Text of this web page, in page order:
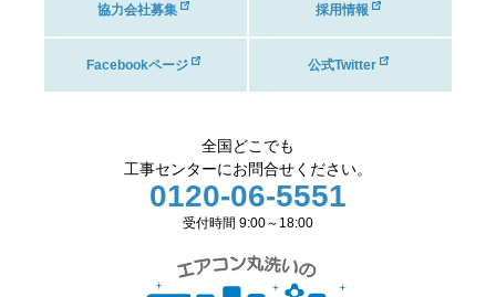
協力会社募集 採用情報
Facebookページ 公式Twitter
全国どこでも
工事センターにお問合せください。
0120-06-5551
受付時間 9:00～18:00